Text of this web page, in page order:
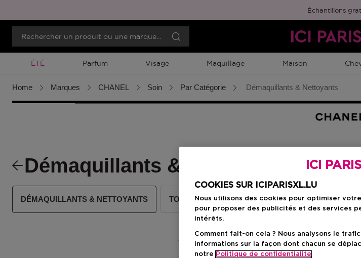
Échantillons
Promotion À Durée Limitée
ÉTÉ Parfum Visage Maquillage Maison
Home Marques CHANEL Soin Par Catégorie Démaquillants & Nettoyants
Démaquillants & Nettoyants
DÉMAQUILLANTS & NETTOYANTS TONIQUES & LOTIONS SÉRUMS CRÈMES
7 Résultats
ICI
COOKIES SUR ICIPARISXL.LU
Nous utilisons des cookies pour optimiser
pour proposer des publicités et des services
intérêts.
Comment fait-on cela ? Nous analysons le
informations sur la façon dont chacun se
notre Politique de confidentialite